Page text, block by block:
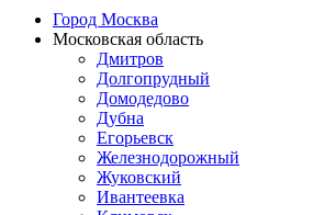
Город Москва
Московская область
Дмитров
Долгопрудный
Домодедово
Дубна
Егорьевск
Железнодорожный
Жуковский
Ивантеевка